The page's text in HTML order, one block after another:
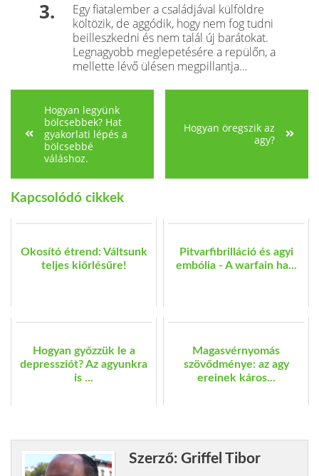
Egy fiatalember a családjával külföldre
költözik, de aggódik, hogy nem fog tudni
beilleszkedni és nem talál új barátokat.
Legnagyobb meglepetésére a repülőn, a
mellette lévő ülésen megpillantja…
Hogyan legyünk
bölcsebbek? Hat
gyakorlati lépés a
bölcsebbé
váláshoz.
Hogyan öregszik az
agy?
Kapcsolódó cikkek
Okosító étrend: Váltsunk
teljes kiőrlésűre!
Pitvarfibrilláció és agyi
embólia - A warfain ha...
Hogyan győzzük le a
depressziót? Az agyunkra
is ...
Magasvérnyomás
szövődménye: az agy
ereinek káros...
Szerző: Griffel Tibor